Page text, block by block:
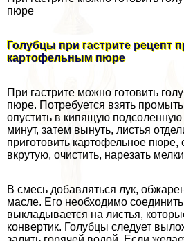
пюре
Голубцы при гастрите рецепт
картофельным пюре
При гастрите можно готовить
пюре. Потребуется взять
опустить в кипящую подсоленную
минут, затем вынуть, листья
приготовить картофельное пюре,
вкрутую, очистить, нарезать
В смесь добавляться лук,
масле. Его необходимо
выкладывается на листья,
конвертик. Голубцы следует